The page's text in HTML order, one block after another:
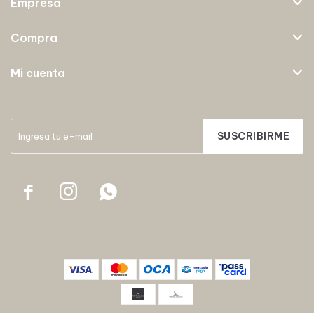
SUSCRIBIRME
  
Empresa
Compra
Mi cuenta